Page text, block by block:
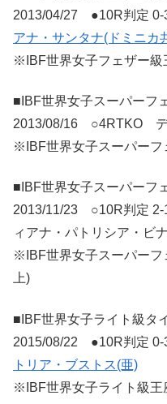
2013/04/27 ●10R判定
アナ・サンタナ(ドミニカ
※IBF世界女子フェザー級
■IBF世界女子スーパーフ
2013/08/16 ○4RTKO デ
※IBF世界女子スーパーフ
■IBF世界女子スーパーフ
2013/11/23 ○10R判定
ィアナ・パトリシア・ビ
※IBF世界女子スーパー
上)
■IBF世界女子ライト級タ
2015/08/22 ●10R判定
トリア・ブストス(亜)
※IBF世界女子ライト級王